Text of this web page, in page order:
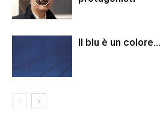
Il blu è un colore…